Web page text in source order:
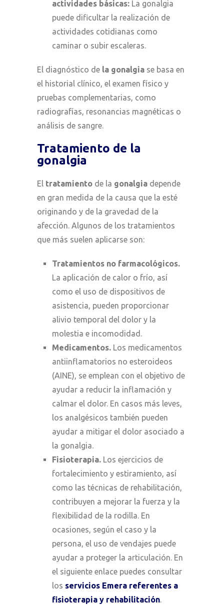
actividades básicas: La gonalgia
puede dificultar la realización de
actividades cotidianas como
caminar o subir escaleras.
El diagnóstico de la gonalgia se basa en
el historial clínico, el examen físico y
pruebas complementarias, como
radiografías, resonancias magnéticas o
análisis de sangre.
Tratamiento de la
gonalgia
El tratamiento de la gonalgia depende
en gran medida de la causa que la esté
originando y de la gravedad de la
afección. Algunos de los tratamientos
que más suelen aplicarse son:
Tratamientos no farmacológicos.
La aplicación de calor o frío, así
como el uso de dispositivos de
asistencia, pueden proporcionar
alivio temporal del dolor y la
molestia e incomodidad.
Medicamentos. Los medicamentos
antiinflamatorios no esteroideos
(AINE), se emplean con el objetivo de
ayudar a reducir la inflamación y
calmar el dolor. En casos más leves,
los analgésicos también pueden
ayudar a mitigar el dolor asociado a
la gonalgia.
Fisioterapia. Los ejercicios de
fortalecimiento y estiramiento, así
como las técnicas de rehabilitación,
contribuyen a mejorar la fuerza y la
flexibilidad de la rodilla. En
ocasiones, según el caso y la
persona, el uso de vendajes puede
ayudar a proteger la articulación. En
el siguiente enlace puedes consultar
los servicios Emera referentes a
fisioterapia y rehabilitación.